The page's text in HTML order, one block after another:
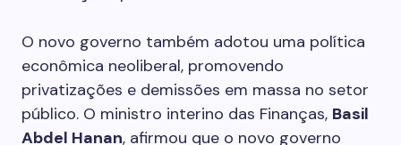
O novo governo também adotou uma política
econômica neoliberal, promovendo
privatizações e demissões em massa no setor
público. O ministro interino das Finanças, Basil
Abdel Hanan, afirmou que o novo governo